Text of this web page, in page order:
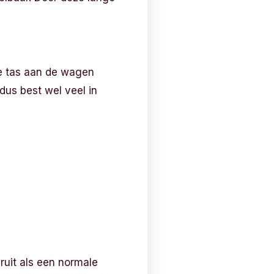
tas aan de wagen
best wel veel in
als een normale